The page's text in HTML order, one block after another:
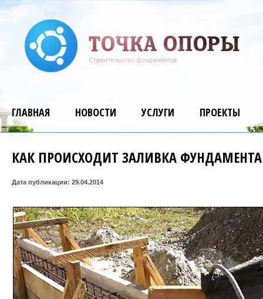
ГЛАВНАЯ НОВОСТИ УСЛУГИ ПРОЕКТЫ
КАК ПРОИСХОДИТ ЗАЛИВКА
Дата публикации: 29.04.2014